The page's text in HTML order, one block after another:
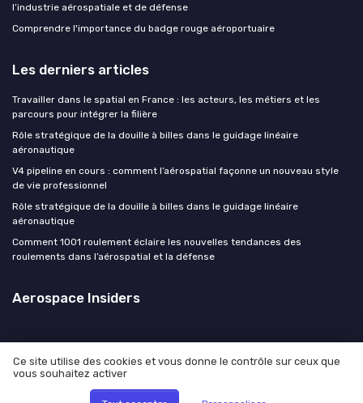
l’industrie aérospatiale et de défense
Comprendre l'importance du badge rouge aéroportuaire
Les derniers articles
Travailler dans le spatial en France : les acteurs, les métiers et les
parcours pour intégrer la filière
Rôle stratégique de la douille à billes dans le guidage linéaire
aéronautique
V4 pipeline en cours : comment l’aérospatial façonne un nouveau style
de vie professionnel
Rôle stratégique de la douille à billes dans le guidage linéaire
aéronautique
Comment 1001 roulement éclaire les nouvelles tendances des
roulements dans l’aérospatial et la défense
Aerospace Insiders
Mentions légales
Ce site utilise des cookies et vous donne le contrôle sur ceux que
vous souhaitez activer